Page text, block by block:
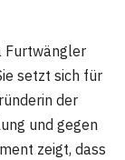
Furtwängler
setzt sich für
der
und gegen
zeigt, dass